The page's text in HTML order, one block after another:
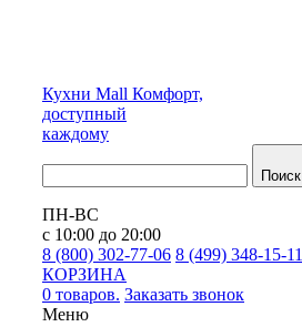
Кухни Mall Комфорт,
доступный
каждому
Поиск
ПН-ВС
с 10:00 до 20:00
8 (800) 302-77-06 8 (499) 348-15-11
КОРЗИНА
0 товаров. Заказать звонок
Меню